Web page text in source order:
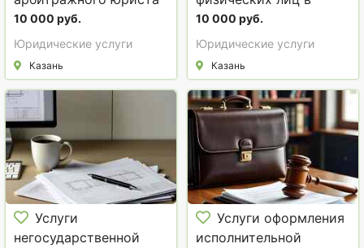
в Казани
10 000 руб.
Юридические услуги
Казань
Казани
10 000 руб.
Юридические услуги
Казань
Услуги
негосударственной
Услуги оформления
исполнительной